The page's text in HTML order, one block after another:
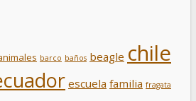
barco baños beagle chile
escuela familia fragata